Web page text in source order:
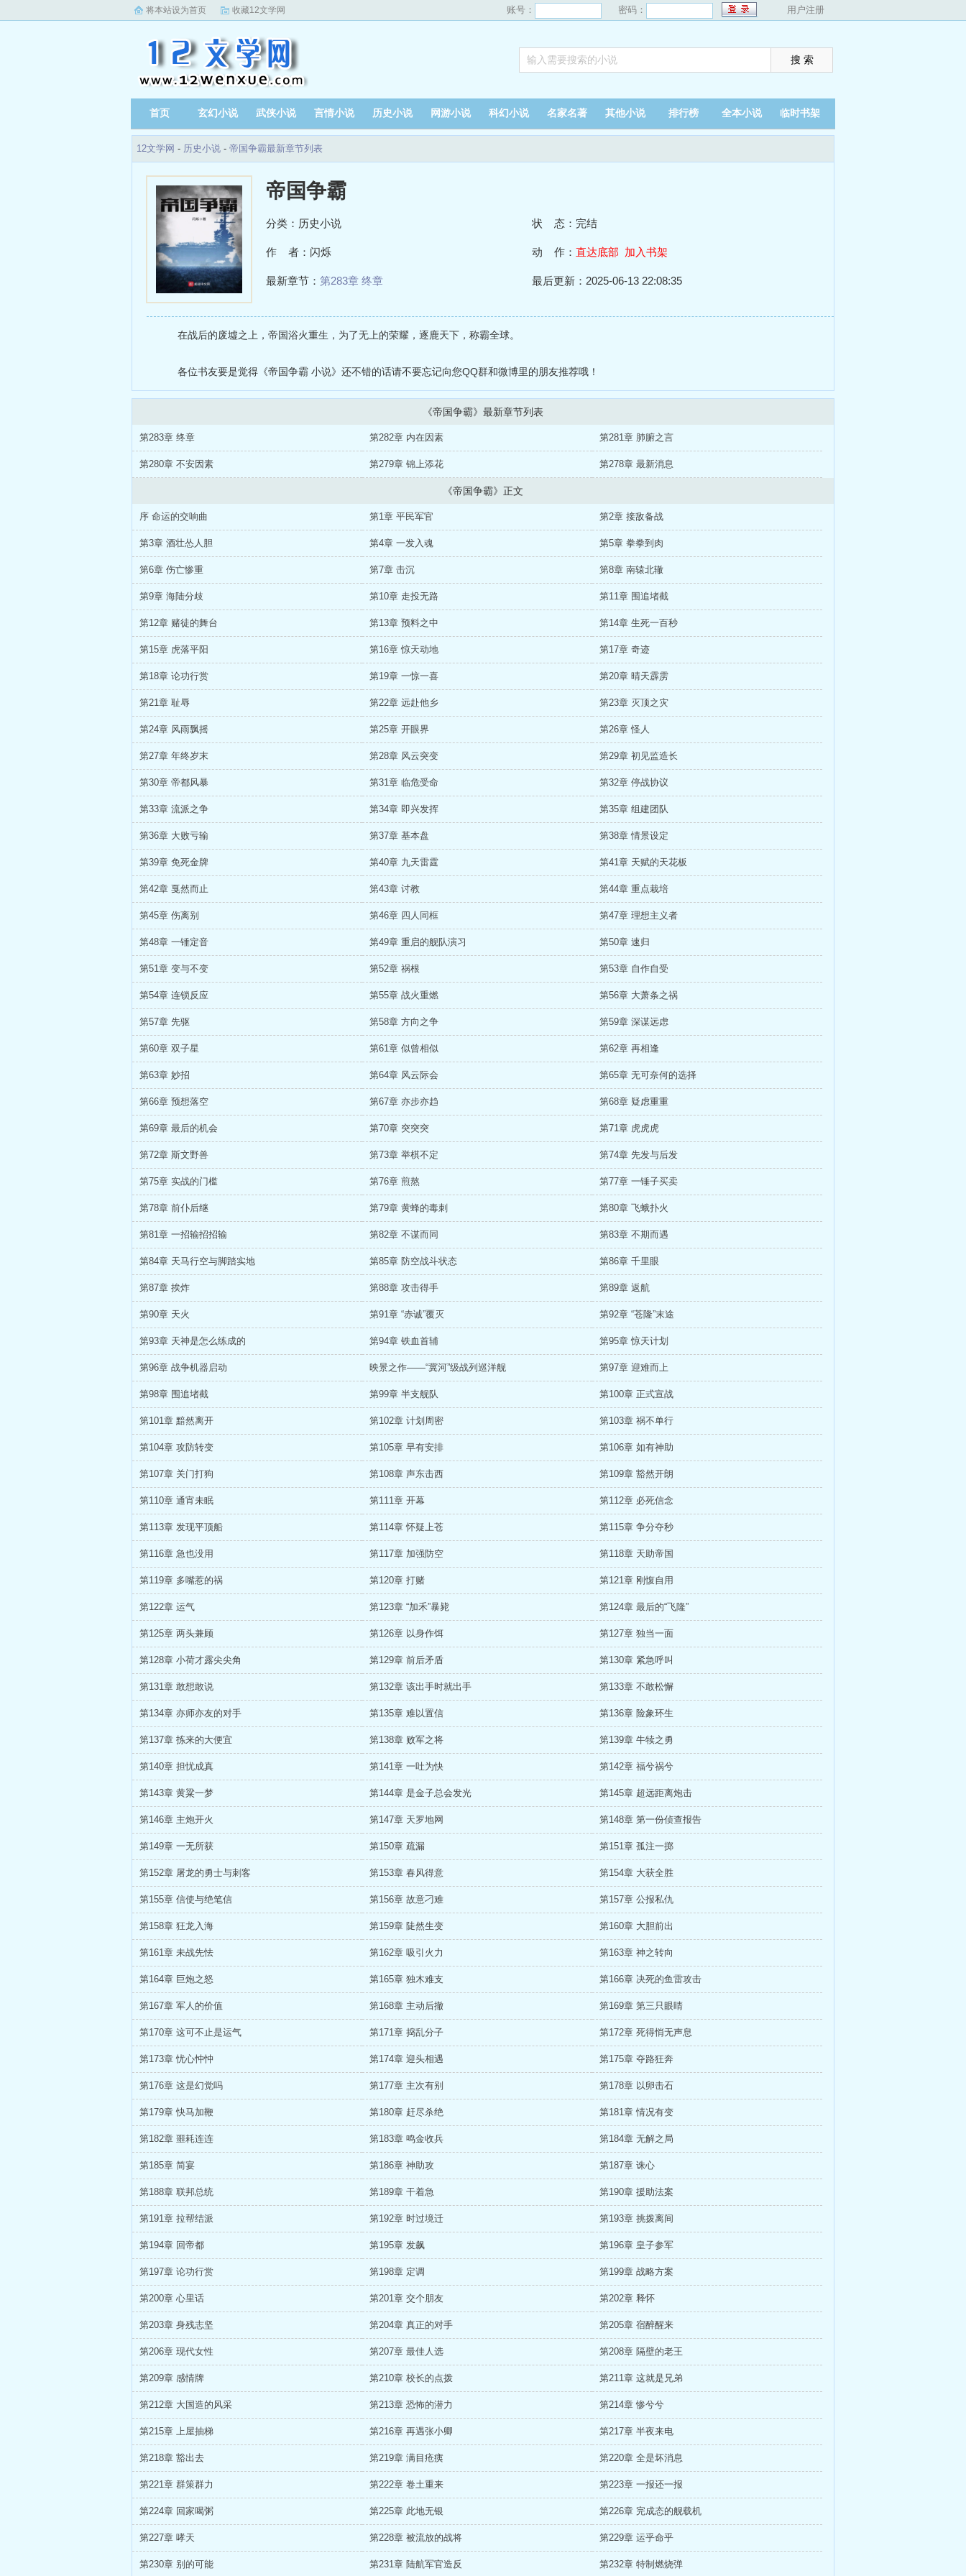
将本站设为首页 收藏12文学网 账号： 密码： 用户注册
首页 玄幻小说 武侠小说 言情小说 历史小说 网游小说 科幻小说 名家名著 其他小说 排行榜 全本小说 临时书架
12文学网 - 历史小说 - 帝国争霸最新章节列表
帝国争霸
分类：历史小说 状 态：完结
作 者：闪烁 动 作： 直达底部 加入书架
最新章节： 第283章 终章 最后更新：2025-06-13 22:08:35
在战后的废墟之上，帝国浴火重生，为了无上的荣耀，逐鹿天下，称霸全球。
各位书友要是觉得《帝国争霸 小说》还不错的话请不要忘记向您QQ群和微博里的朋友推荐哦！
《帝国争霸》最新章节列表
第283章 终章 第282章 内在因素 第281章 肺腑之言
第280章 不安因素 第279章 锦上添花 第278章 最新消息
《帝国争霸》正文
序 命运的交响曲 第1章 平民军官 第2章 接敌备战
第3章 酒壮怂人胆 第4章 一发入魂 第5章 拳拳到肉
第6章 伤亡惨重 第7章 击沉 第8章 南辕北辙
第9章 海陆分歧 第10章 走投无路 第11章 围追堵截
第12章 赌徒的舞台 第13章 预料之中 第14章 生死一百秒
第15章 虎落平阳 第16章 惊天动地 第17章 奇迹
第18章 论功行赏 第19章 一惊一喜 第20章 晴天霹雳
第21章 耻辱 第22章 远赴他乡 第23章 灭顶之灾
第24章 风雨飘摇 第25章 开眼界 第26章 怪人
第27章 年终岁末 第28章 风云突变 第29章 初见监造长
第30章 帝都风暴 第31章 临危受命 第32章 停战协议
第33章 流派之争 第34章 即兴发挥 第35章 组建团队
第36章 大败亏输 第37章 基本盘 第38章 情景设定
第39章 免死金牌 第40章 九天雷霆 第41章 天赋的天花板
第42章 戛然而止 第43章 讨教 第44章 重点栽培
第45章 伤离别 第46章 四人同框 第47章 理想主义者
第48章 一锤定音 第49章 重启的舰队演习 第50章 速归
第51章 变与不变 第52章 祸根 第53章 自作自受
第54章 连锁反应 第55章 战火重燃 第56章 大萧条之祸
第57章 先驱 第58章 方向之争 第59章 深谋远虑
第60章 双子星 第61章 似曾相似 第62章 再相逢
第63章 妙招 第64章 风云际会 第65章 无可奈何的选择
第66章 预想落空 第67章 亦步亦趋 第68章 疑虑重重
第69章 最后的机会 第70章 突突突 第71章 虎虎虎
第72章 斯文野兽 第73章 举棋不定 第74章 先发与后发
第75章 实战的门槛 第76章 煎熬 第77章 一锤子买卖
第78章 前仆后继 第79章 黄蜂的毒刺 第80章 飞蛾扑火
第81章 一招输招招输 第82章 不谋而同 第83章 不期而遇
第84章 天马行空与脚踏实地 第85章 防空战斗状态 第86章 千里眼
第87章 挨炸 第88章 攻击得手 第89章 返航
第90章 天火 第91章 “赤诚”覆灭 第92章 “苍隆”末途
第93章 天神是怎么练成的 第94章 铁血首辅 第95章 惊天计划
第96章 战争机器启动 映景之作——“冀河”级战列巡洋舰 第97章 迎难而上
第98章 围追堵截 第99章 半支舰队 第100章 正式宣战
第101章 黯然离开 第102章 计划周密 第103章 祸不单行
第104章 攻防转变 第105章 早有安排 第106章 如有神助
第107章 关门打狗 第108章 声东击西 第109章 豁然开朗
第110章 通宵未眠 第111章 开幕 第112章 必死信念
第113章 发现平顶船 第114章 怀疑上苍 第115章 争分夺秒
第116章 急也没用 第117章 加强防空 第118章 天助帝国
第119章 多嘴惹的祸 第120章 打赌 第121章 刚愎自用
第122章 运气 第123章 “加禾”暴毙 第124章 最后的“飞隆”
第125章 两头兼顾 第126章 以身作饵 第127章 独当一面
第128章 小荷才露尖尖角 第129章 前后矛盾 第130章 紧急呼叫
第131章 敢想敢说 第132章 该出手时就出手 第133章 不敢松懈
第134章 亦师亦友的对手 第135章 难以置信 第136章 险象环生
第137章 拣来的大便宜 第138章 败军之将 第139章 牛犊之勇
第140章 担忧成真 第141章 一吐为快 第142章 福兮祸兮
第143章 黄粱一梦 第144章 是金子总会发光 第145章 超远距离炮击
第146章 主炮开火 第147章 天罗地网 第148章 第一份侦查报告
第149章 一无所获 第150章 疏漏 第151章 孤注一掷
第152章 屠龙的勇士与刺客 第153章 春风得意 第154章 大获全胜
第155章 信使与绝笔信 第156章 故意刁难 第157章 公报私仇
第158章 狂龙入海 第159章 陡然生变 第160章 大胆前出
第161章 未战先怯 第162章 吸引火力 第163章 神之转向
第164章 巨炮之怒 第165章 独木难支 第166章 决死的鱼雷攻击
第167章 军人的价值 第168章 主动后撤 第169章 第三只眼睛
第170章 这可不止是运气 第171章 捣乱分子 第172章 死得悄无声息
第173章 忧心忡忡 第174章 迎头相遇 第175章 夺路狂奔
第176章 这是幻觉吗 第177章 主次有别 第178章 以卵击石
第179章 快马加鞭 第180章 赶尽杀绝 第181章 情况有变
第182章 噩耗连连 第183章 鸣金收兵 第184章 无解之局
第185章 简宴 第186章 神助攻 第187章 诛心
第188章 联邦总统 第189章 干着急 第190章 援助法案
第191章 拉帮结派 第192章 时过境迁 第193章 挑拨离间
第194章 回帝都 第195章 发飙 第196章 皇子参军
第197章 论功行赏 第198章 定调 第199章 战略方案
第200章 心里话 第201章 交个朋友 第202章 释怀
第203章 身残志坚 第204章 真正的对手 第205章 宿醉醒来
第206章 现代女性 第207章 最佳人选 第208章 隔壁的老王
第209章 感情牌 第210章 校长的点拨 第211章 这就是兄弟
第212章 大国造的风采 第213章 恐怖的潜力 第214章 惨兮兮
第215章 上屋抽梯 第216章 再遇张小卿 第217章 半夜来电
第218章 豁出去 第219章 满目疮痍 第220章 全是坏消息
第221章 群策群力 第222章 卷土重来 第223章 一报还一报
第224章 回家喝粥 第225章 此地无银 第226章 完成态的舰载机
第227章 哮天 第228章 被流放的战将 第229章 运乎命乎
第230章 别的可能 第231章 陆航军官造反 第232章 特制燃烧弹